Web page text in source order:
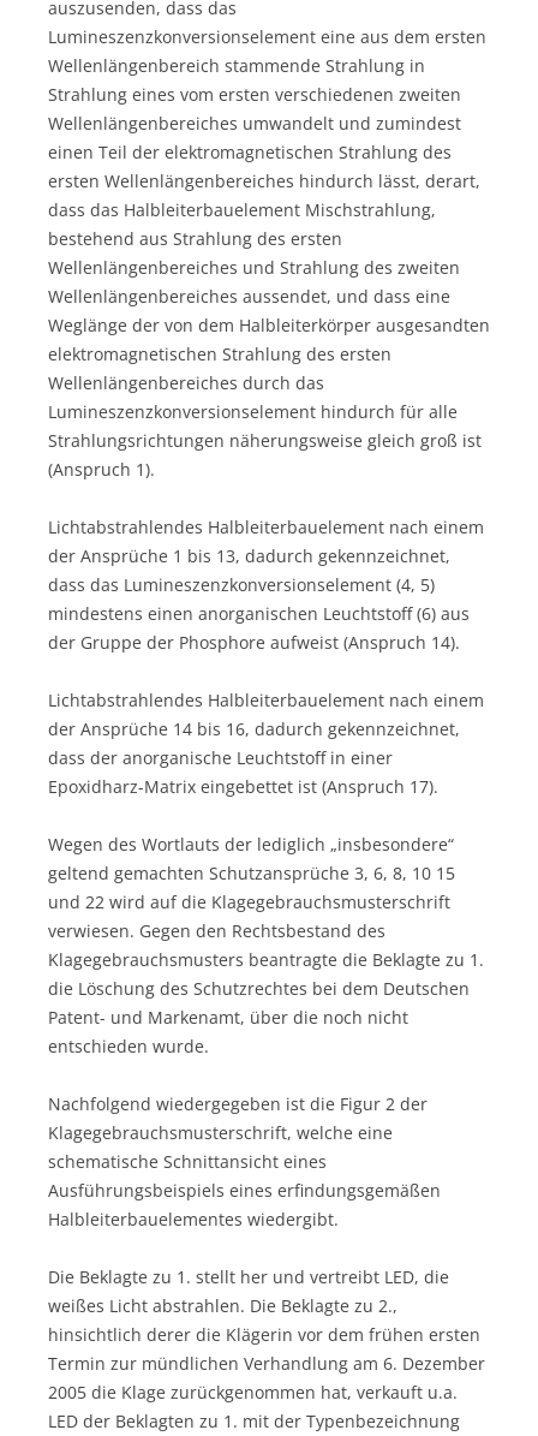
auszusenden, dass das
Lumineszenzkonversionselement eine aus dem ersten
Wellenlängenbereich stammende Strahlung in
Strahlung eines vom ersten verschiedenen zweiten
Wellenlängenbereiches umwandelt und zumindest
einen Teil der elektromagnetischen Strahlung des
ersten Wellenlängenbereiches hindurch lässt, derart,
dass das Halbleiterbauelement Mischstrahlung,
bestehend aus Strahlung des ersten
Wellenlängenbereiches und Strahlung des zweiten
Wellenlängenbereiches aussendet, und dass eine
Weglänge der von dem Halbleiterkörper ausgesandten
elektromagnetischen Strahlung des ersten
Wellenlängenbereiches durch das
Lumineszenzkonversionselement hindurch für alle
Strahlungsrichtungen näherungsweise gleich groß ist
(Anspruch 1).
Lichtabstrahlendes Halbleiterbauelement nach einem
der Ansprüche 1 bis 13, dadurch gekennzeichnet,
dass das Lumineszenzkonversionselement (4, 5)
mindestens einen anorganischen Leuchtstoff (6) aus
der Gruppe der Phosphore aufweist (Anspruch 14).
Lichtabstrahlendes Halbleiterbauelement nach einem
der Ansprüche 14 bis 16, dadurch gekennzeichnet,
dass der anorganische Leuchtstoff in einer
Epoxidharz-Matrix eingebettet ist (Anspruch 17).
Wegen des Wortlauts der lediglich „insbesondere“
geltend gemachten Schutzansprüche 3, 6, 8, 10 15
und 22 wird auf die Klagegebrauchsmusterschrift
verwiesen. Gegen den Rechtsbestand des
Klagegebrauchsmusters beantragte die Beklagte zu 1.
die Löschung des Schutzrechtes bei dem Deutschen
Patent- und Markenamt, über die noch nicht
entschieden wurde.
Nachfolgend wiedergegeben ist die Figur 2 der
Klagegebrauchsmusterschrift, welche eine
schematische Schnittansicht eines
Ausführungsbeispiels eines erfindungsgemäßen
Halbleiterbauelementes wiedergibt.
Die Beklagte zu 1. stellt her und vertreibt LED, die
weißes Licht abstrahlen. Die Beklagte zu 2.,
hinsichtlich derer die Klägerin vor dem frühen ersten
Termin zur mündlichen Verhandlung am 6. Dezember
2005 die Klage zurückgenommen hat, verkauft u.a.
LED der Beklagten zu 1. mit der Typenbezeichnung